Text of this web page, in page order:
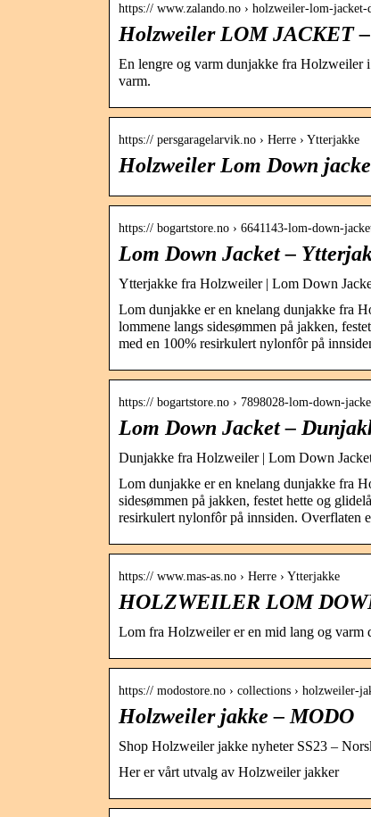
https:// www.zalando.no › holzweiler-lom-jacket-
Holzweiler LOM JACKET
En lengre og varm dunjakke fra Holzweiler
varm.
https:// persgaragelarvik.no › Herre › Ytterjakke
Holzweiler Lom Down
https:// bogartstore.no › 6641143-lom-down-
Lom Down Jacket –
Ytterjakke fra Holzweiler | Lom Down
Lom dunjakke er en knelang dunjakke fra
lommene langs sidesømmen på jakken,
med en 100% resirkulert nylonfôr på
https:// bogartstore.no › 7898028-lom-down-
Lom Down Jacket –
Dunjakke fra Holzweiler | Lom Down
Lom dunjakke er en knelang dunjakke fra
sidesømmen på jakken, festet hette og
resirkulert nylonfôr på innsiden. Overflaten
https:// www.mas-as.no › Herre › Ytterjakke
HOLZWEILER LOM
Lom fra Holzweiler er en mid lang og varm
https:// modostore.no › collections › holzweiler-
Holzweiler jakke – MODO
Shop Holzweiler jakke nyheter SS23 –
Her er vårt utvalg av Holzweiler jakker